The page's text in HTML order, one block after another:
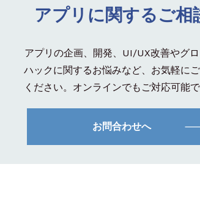
アプリに関するご相
アプリの企画、開発、UI/UX改善やグ
ハックに関するお悩みなど、お気軽に
ください。オンラインでもご対応可能で
お問合わせへ